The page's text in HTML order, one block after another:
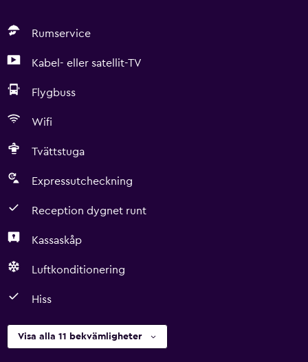
Rumservice
Kabel- eller satellit-TV
Flygbuss
Wifi
Tvättstuga
Expressutcheckning
Reception dygnet runt
Kassaskåp
Luftkonditionering
Hiss
Visa alla 11 bekvämligheter